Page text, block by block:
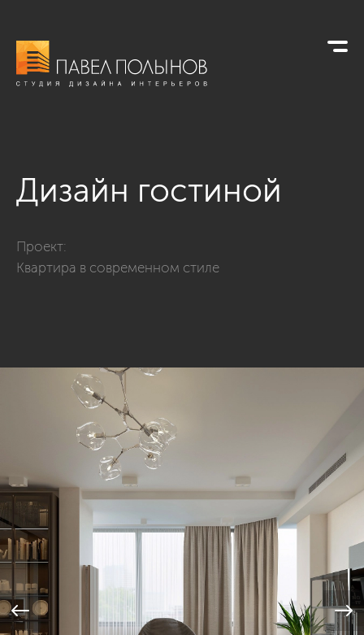
Дизайн гостиной
Проект:
Квартира в современном стиле